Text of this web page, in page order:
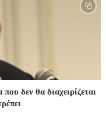
δεν θα διαχειρίζεται